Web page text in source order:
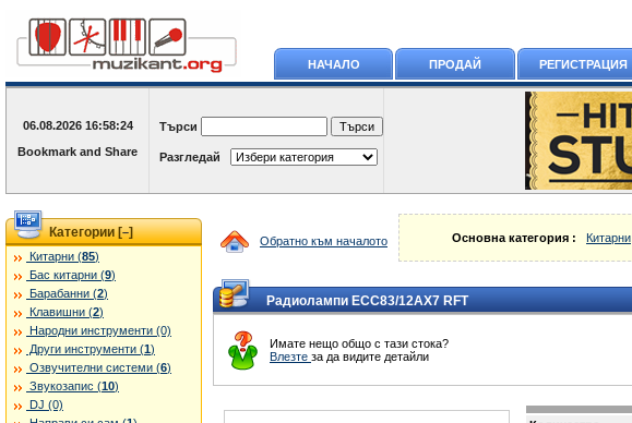
НАЧАЛО ПРОДАЙ РЕГИСТРАЦИЯ
06.08.2026 16:58:24 Търси
Разгледай
Категории [–]
Китарни (85)
Бас китарни (9)
Барабанни (2)
Клавишни (2)
Народни инструменти (0)
Други инструменти (1)
Озвучителни системи (6)
Звукозапис (10)
DJ (0)
Обратно към началото Основна категория : Китарни
Радиолампи ECC83/12AX7 RFT
Имате нещо общо с тази стока?
Влезте за да видите детайли